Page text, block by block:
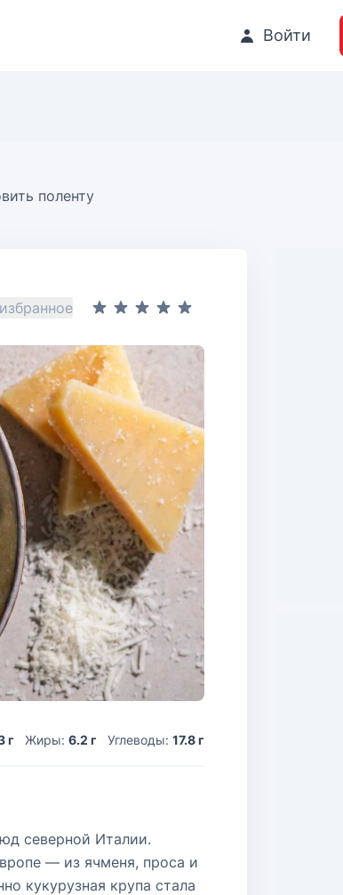
Войти
поленту
г Жиры: 6.2 г Углеводы: 17.8 г
северной Италии.
— из ячменя, проса и
кукурузная крупа стала